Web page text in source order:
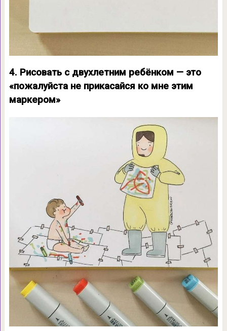
4. Рисовать с двухлетним ребёнком — это
«пожалуйста не прикасайся ко мне этим
маркером»